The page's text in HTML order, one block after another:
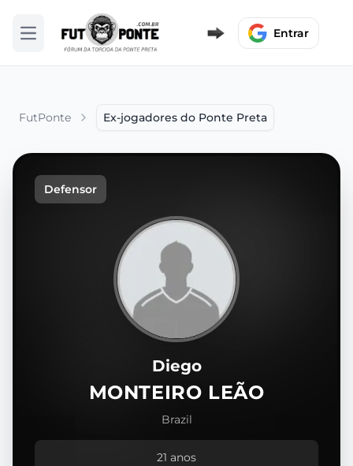
Abrir menu Entrar
FutPonte Ex-jogadores do Ponte Preta
Defensor
Diego
MONTEIRO LEÃO
Brazil
21 anos